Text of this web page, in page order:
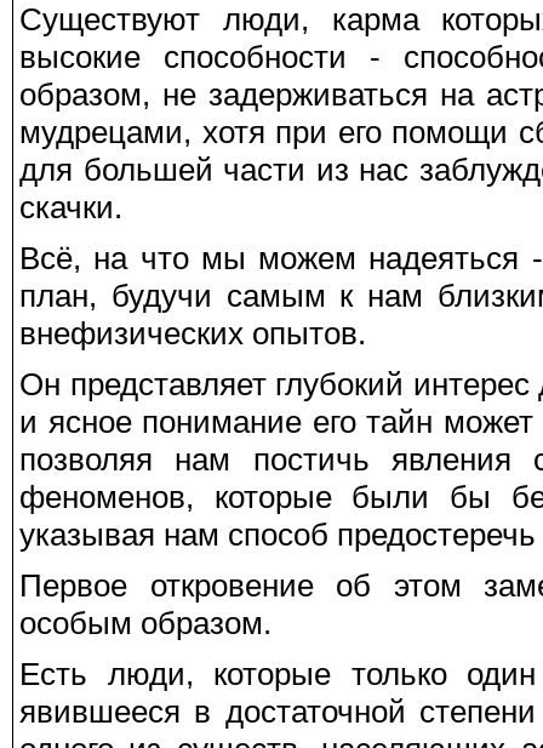
Существуют люди, карма
высокие способности -
образом, не задерживаться на
мудрецами, хотя при его помощи
для большей части из нас
скачки.
Всё, на что мы можем надеяться
план, будучи самым к нам
внефизических опытов.
Он представляет глубокий
и ясное понимание его тайн
позволяя нам постичь
феноменов, которые были бы
указывая нам способ
Первое откровение об этом
особым образом.
Есть люди, которые только
явившееся в достаточной